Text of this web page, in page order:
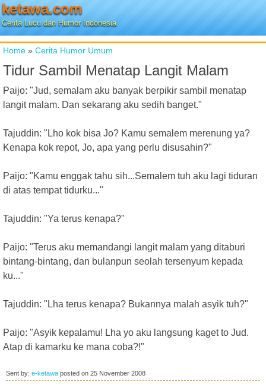
ketawa.com
Cerita Lucu dan Humor Indonesia
Home » Cerita Humor Umum
Tidur Sambil Menatap Langit Malam
Paijo: "Jud, semalam aku banyak berpikir sambil menatap
langit malam. Dan sekarang aku sedih banget."
Tajuddin: "Lho kok bisa Jo? Kamu semalem merenung ya?
Kenapa kok repot, Jo, apa yang perlu disusahin?"
Paijo: "Kamu enggak tahu sih...Semalem tuh aku lagi tiduran
di atas tempat tidurku..."
Tajuddin: "Ya terus kenapa?"
Paijo: "Terus aku memandangi langit malam yang ditaburi
bintang-bintang, dan bulanpun seolah tersenyum kepada
ku..."
Tajuddin: "Lha terus kenapa? Bukannya malah asyik tuh?"
Paijo: "Asyik kepalamu! Lha yo aku langsung kaget to Jud.
Atap di kamarku ke mana coba?!"
Sent by: e-ketawa posted on 25 November 2008